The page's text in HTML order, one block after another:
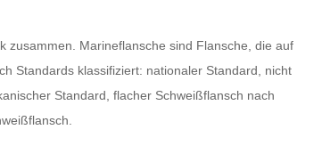
zusammen. Marineflansche sind Flansche, die auf
Standards klassifiziert: nationaler Standard, nicht
Standard, flacher Schweißflansch nach